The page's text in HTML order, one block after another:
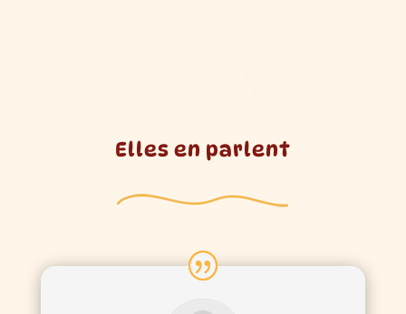
Elles en parlent